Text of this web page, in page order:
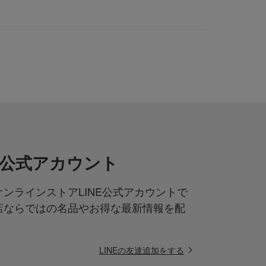
式アカウント
ラインストアLINE公式アカウントで
らではの名品やお得な最新情報を配
LINEの友達追加をする